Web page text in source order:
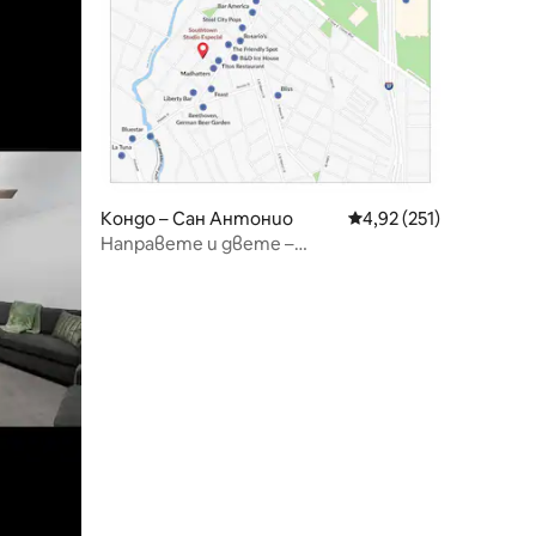
Кондо – Сан Антонио Средна оценка: 4,92
4,92 (251)
Направете и двете –